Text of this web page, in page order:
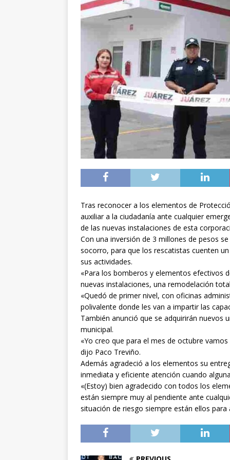
Tras reconocer a los elementos de
auxiliar a la ciudadanía ante cualquier
de las nuevas instalaciones de esta
Con una inversión de 3 millones de pesos
socorro, para que los rescatistas cuenten
sus actividades.
«Para los bomberos y elementos efectivos
nuevas instalaciones, una remodelación
«Quedó de primer nivel, con oficinas
polivalente donde les van a impartir las
También anunció que se adquirirán
municipal.
«Yo creo que para el mes de octubre
dijo Paco Treviño.
Además agradeció a los elementos su
inmediata y eficiente atención cuando
«(Estoy) bien agradecido con todos los
están siempre muy al pendiente ante
situación de riesgo siempre están ellos